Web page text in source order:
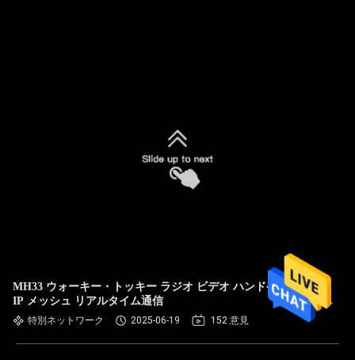
MH33 ウォーキー・トッキー ラジオ ビデオ ハンドヘルド
IP メッシュ リアルタイム通信
特別ネットワーク 2025-06-19 152 意見